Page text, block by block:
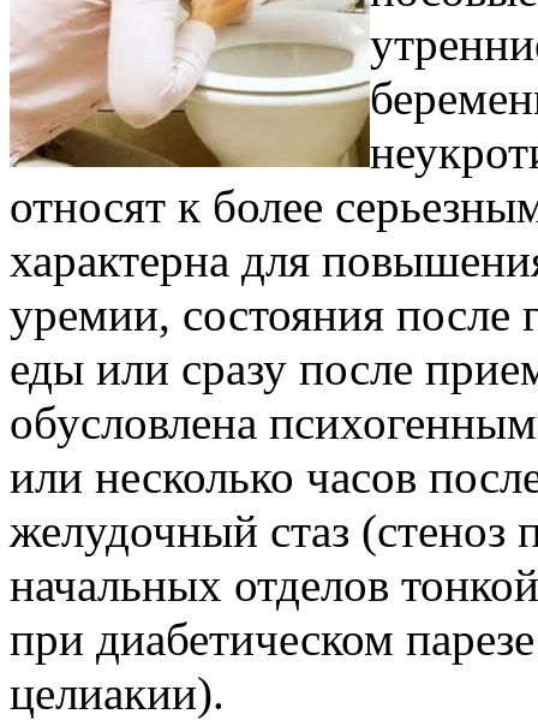
относят к более
характерна для
уремии, состояния после
еды или сразу после
обусловлена
или несколько часов
желудочный стаз (стеноз
начальных отделов
при диабетическом
целиакии).